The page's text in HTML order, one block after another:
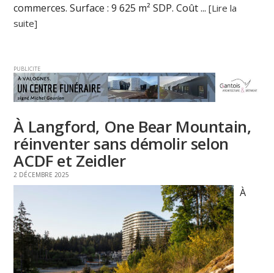
commerces. Surface : 9 625 m² SDP. Coût ...[Lire la
suite]
PUBLICITE
À Langford, One Bear Mountain,
réinventer sans démolir selon
ACDF et Zeidler
2 DÉCEMBRE 2025
À